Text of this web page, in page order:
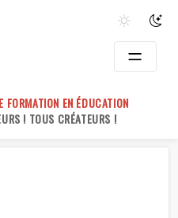
FORMATION EN ÉDUCATION
! TOUS CRÉATEURS !